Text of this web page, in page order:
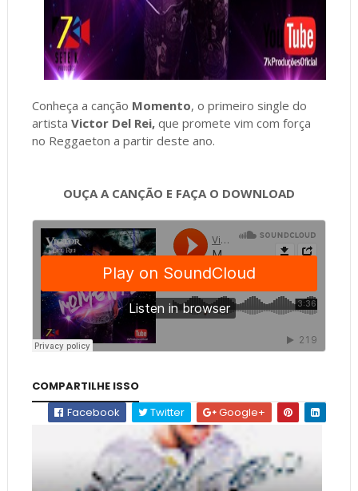
Conheça a canção Momento, o primeiro single do
artista Victor Del Rei, que promete vim com força
no Reggaeton a partir deste ano.
OUÇA A CANÇÃO E FAÇA O DOWNLOAD
COMPARTILHE ISSO
Facebook
Twitter Google+